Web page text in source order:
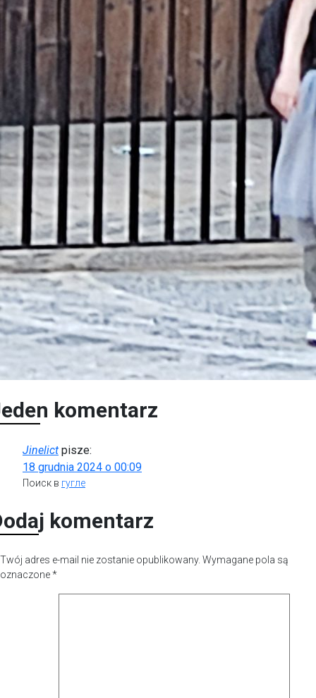
komentarz
Jinelict pisze:
18 grudnia 2024 o 00:09
Поиск в гугле
komentarz
Twój adres e-mail nie zostanie opublikowany. Wymagane pola są
oznaczone*